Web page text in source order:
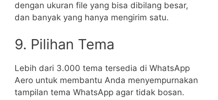
dengan ukuran file yang bisa dibilang besar,
dan banyak yang hanya mengirim satu.
9. Pilihan Tema
Lebih dari 3.000 tema tersedia di WhatsApp
Aero untuk membantu Anda menyempurnakan
tampilan tema WhatsApp agar tidak bosan.